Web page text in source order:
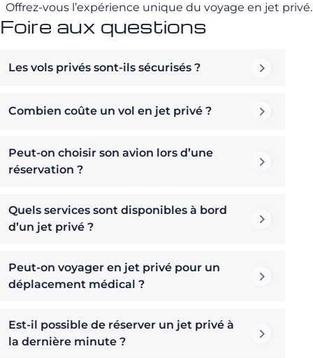
Offrez-vous l’expérience unique du voyage en jet privé.
Foire aux questions
Les vols privés sont-ils sécurisés ?
Combien coûte un vol en jet privé ?
Peut-on choisir son avion lors d’une
réservation ?
Quels services sont disponibles à bord
d’un jet privé ?
Peut-on voyager en jet privé pour un
déplacement médical ?
Est-il possible de réserver un jet privé à
la dernière minute ?